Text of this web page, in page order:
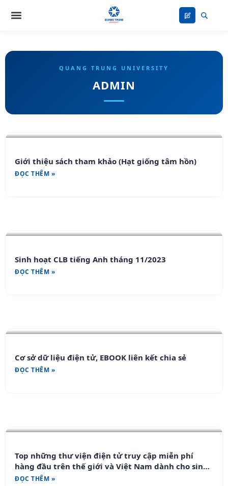
ADMIN
Giới thiệu sách tham khảo (Hạt giống tâm hồn)
ĐỌC THÊM »
Sinh hoạt CLB tiếng Anh tháng 11/2023
ĐỌC THÊM »
Cơ sở dữ liệu điện tử, EBOOK liên kết chia sẻ
ĐỌC THÊM »
Top những thư viện điện tử truy cập miễn phí
hàng đầu trên thế giới và Việt Nam dành cho sinh
viên
ĐỌC THÊM »
Trang Trang